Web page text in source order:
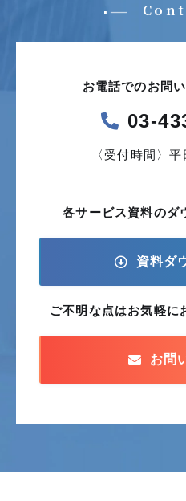
お電話でのお問
03-
〈受付時間〉
各サービス資料のダ
資料ダ
ご不明な点はお気軽に
お問